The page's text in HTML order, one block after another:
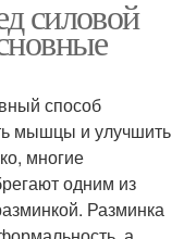
силовой
способ
мышцы и улучшить
многие
одним из
Разминка